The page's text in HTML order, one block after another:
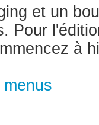
et un
Pour
à
menus